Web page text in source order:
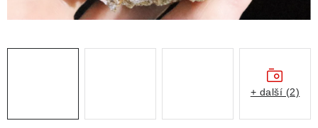
+ další (2)